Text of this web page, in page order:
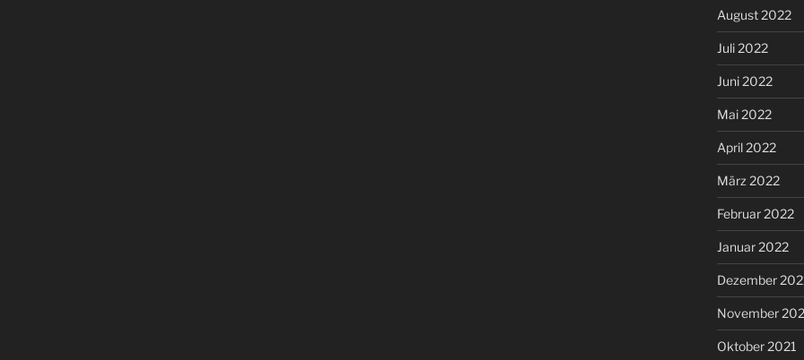
August 2022
Juli 2022
Juni 2022
Mai 2022
April 2022
März 2022
Februar 2022
Januar 2022
Dezember
November
Oktober 2021